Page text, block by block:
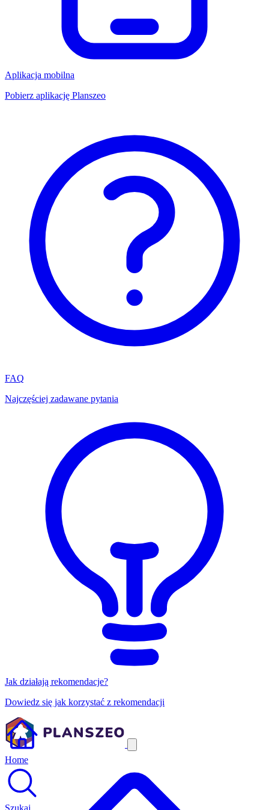
Aplikacja mobilna
Pobierz aplikację Planszeo
FAQ
Najczęściej zadawane pytania
Jak działają rekomendacje?
Dowiedz się jak korzystać z rekomendacji
Home
Szukaj